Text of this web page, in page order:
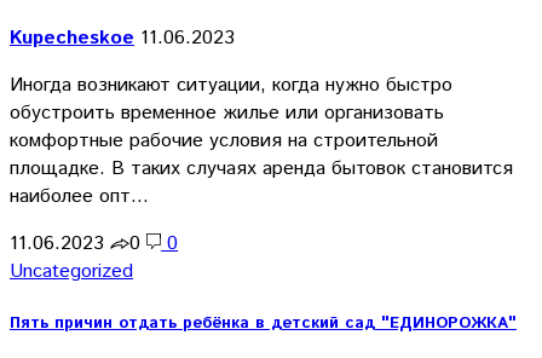
Kupecheskoe 11.06.2023
Иногда возникают ситуации, когда нужно быстро
обустроить временное жилье или организовать
комфортные рабочие условия на строительной
площадке. В таких случаях аренда бытовок становится
наиболее опт…
11.06.2023
0
0
Uncategorized
Пять причин отдать ребёнка в детский сад "ЕДИНОРОЖКА"